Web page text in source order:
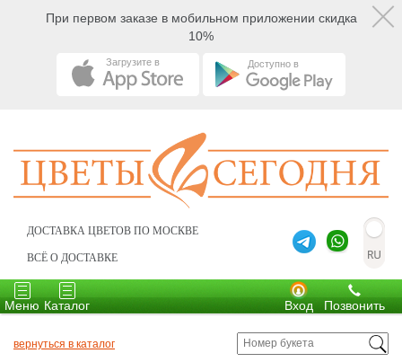
При первом заказе в мобильном приложении скидка
10%
Загрузите в Доступно в
ДОСТАВКА ЦВЕТОВ ПО МОСКВЕ
ВСЁ О ДОСТАВКЕ
Toggle
navigation
Меню
Toggle
navigation
Каталог Позвонить
Вход
вернуться в каталог